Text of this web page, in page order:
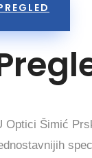
Optici Šimić